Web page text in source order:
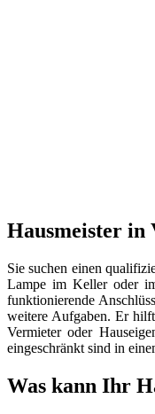
Hausmeister in
Sie suchen einen
Lampe im Keller oder
funktionierende
weitere Aufgaben. Er
Vermieter oder
eingeschränkt sind in
Was kann Ihr